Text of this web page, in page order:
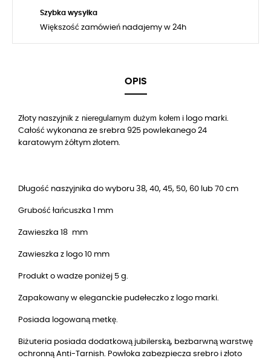
Szybka wysyłka
Większość zamówień nadajemy w 24h
OPIS
Złoty naszyjnik z nieregularnym dużym kołem i logo marki.
Całość wykonana ze srebra 925 powlekanego 24
karatowym żółtym złotem.
Długość naszyjnika do wyboru 38, 40, 45, 50, 60 lub 70 cm
Grubość łańcuszka 1 mm
Zawieszka 18 mm
Zawieszka z logo 10 mm
Produkt o wadze poniżej 5 g.
Zapakowany w eleganckie pudełeczko z logo marki.
Posiada logowaną metkę.
Biżuteria posiada dodatkową jubilerską, bezbarwną warstwę
ochronną Anti-Tarnish. Powłoka zabezpiecza srebro i złoto